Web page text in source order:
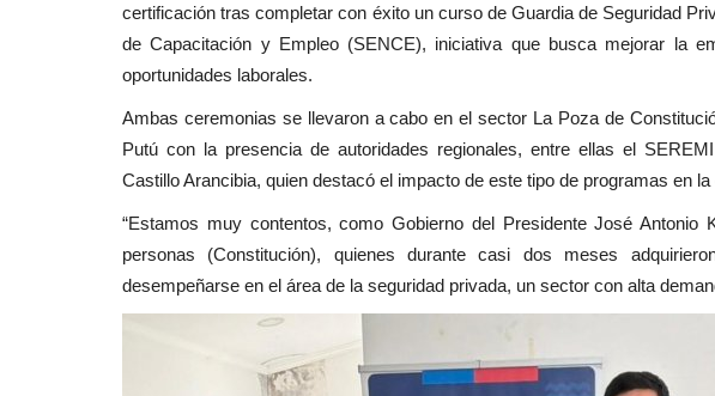
certificación tras completar con éxito un curso de Guardia de Seguridad
de Capacitación y Empleo (SENCE), iniciativa que busca mejorar la
oportunidades laborales.
Ambas ceremonias se llevaron a cabo en el sector La Poza de
Putú con la presencia de autoridades regionales, entre ellas el
Castillo Arancibia, quien destacó el impacto de este tipo de programas en
“Estamos muy contentos, como Gobierno del Presidente José
personas (Constitución), quienes durante casi dos meses
desempeñarse en el área de la seguridad privada, un sector con alta
Policial Tribunales